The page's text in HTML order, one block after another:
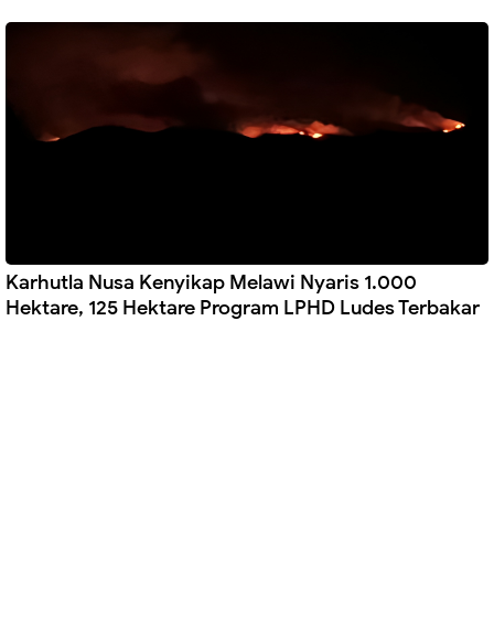
Karhutla Nusa Kenyikap Melawi Nyaris 1.000
Hektare, 125 Hektare Program LPHD Ludes Terbakar